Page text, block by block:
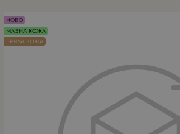
НОВО
МАЗНА КОЖА
ЗРЯЛА КОЖА